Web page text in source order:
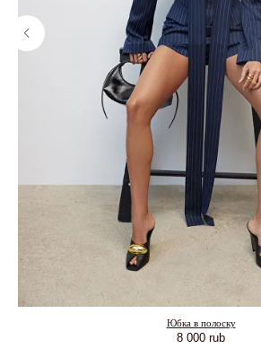
Юбка в полоску
8 000 rub